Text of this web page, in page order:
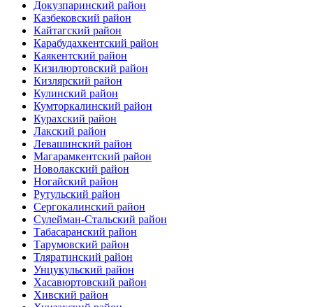
Докузпаринский район
Казбековский район
Кайтагский район
Карабудахкентский район
Каякентский район
Кизилюртовский район
Кизлярский район
Кулинский район
Кумторкалинский район
Курахский район
Лакский район
Левашинский район
Магарамкентский район
Новолакский район
Ногайский район
Рутульский район
Сергокалинский район
Сулейман-Стальский район
Табасаранский район
Тарумовский район
Тляратинский район
Унцукульский район
Хасавюртовский район
Хивский район